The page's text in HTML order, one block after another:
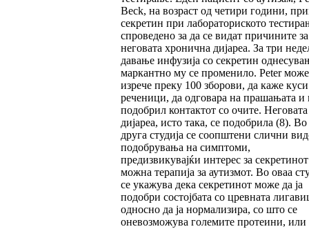
Beck, на возраст од четири години,
секретин при лабораториското
спроведено за да се видат причините за
неговата хронична дијареа. За три
давање инфузија со секретин
маркантно му се променило. Peter
изрече преку 100 зборови, да каже куси
реченици, да одговара на прашањата и
подобрил контактот со очите. Неговата
дијареа, исто така, се подобрила (8). Во
друга студија се соопштени слични
подобрувања на симптоми,
предизвикувајќи интерес за
можна терапија за аутизмот. Во оваа
се укажува дека секретинот може да ја
подобри состојбата со цревната
односно да ја нормализира, со што се
оневозможува големите протеини, или